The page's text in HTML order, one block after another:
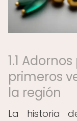
1.1
primeros
la región
La historia